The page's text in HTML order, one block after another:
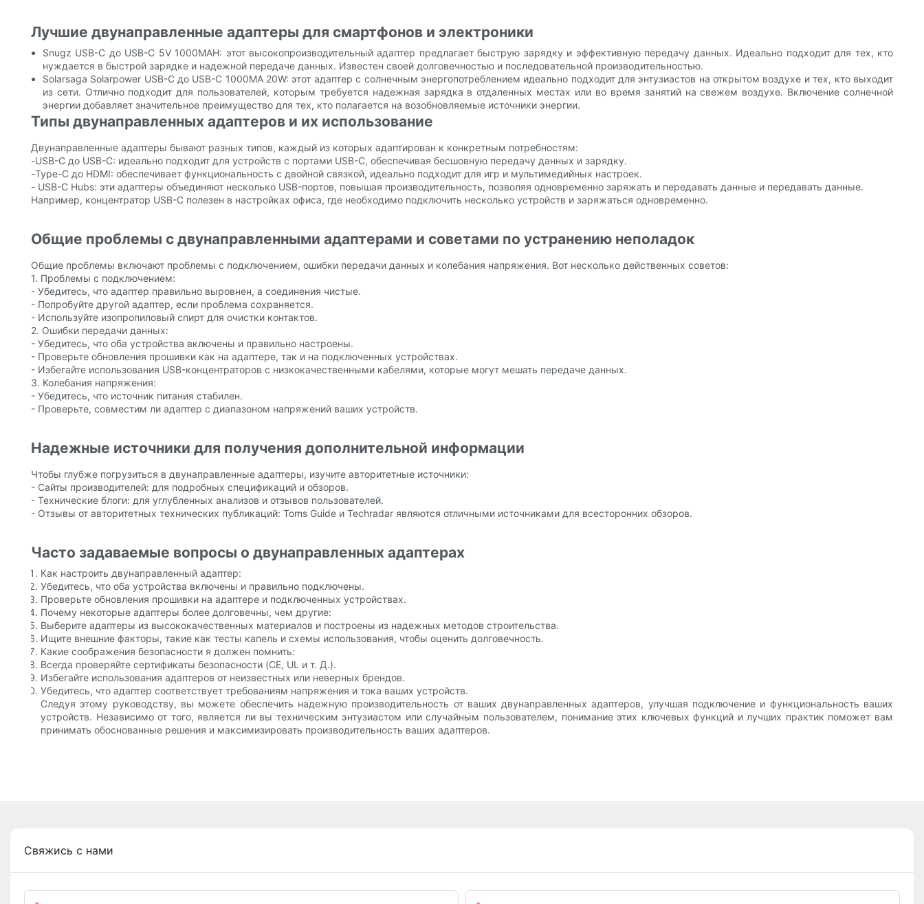
Лучшие двунаправленные адаптеры для смартфонов и электроники
Snugz USB-C до USB-C 5V 1000MAH: этот высокопроизводительный адаптер предлагает быструю зарядку и эффективную передачу данных. Идеально подходит для тех, кто
нуждается в быстрой зарядке и надежной передаче данных. Известен своей долговечностью и последовательной производительностью.
Solarsaga Solarpower USB-C до USB-C 1000MA 20W: этот адаптер с солнечным энергопотреблением идеально подходит для энтузиастов на открытом воздухе и тех, кто выходит
из сети. Отлично подходит для пользователей, которым требуется надежная зарядка в отдаленных местах или во время занятий на свежем воздухе. Включение солнечной
энергии добавляет значительное преимущество для тех, кто полагается на возобновляемые источники энергии.
Типы двунаправленных адаптеров и их использование
Двунаправленные адаптеры бывают разных типов, каждый из которых адаптирован к конкретным потребностям:
-USB-C до USB-C: идеально подходит для устройств с портами USB-C, обеспечивая бесшовную передачу данных и зарядку.
-Type-C до HDMI: обеспечивает функциональность с двойной связкой, идеально подходит для игр и мультимедийных настроек.
- USB-C Hubs: эти адаптеры объединяют несколько USB-портов, повышая производительность, позволяя одновременно заряжать и передавать данные и передавать данные.
Например, концентратор USB-C полезен в настройках офиса, где необходимо подключить несколько устройств и заряжаться одновременно.
Общие проблемы с двунаправленными адаптерами и советами по устранению неполадок
Общие проблемы включают проблемы с подключением, ошибки передачи данных и колебания напряжения. Вот несколько действенных советов:
1. Проблемы с подключением:
- Убедитесь, что адаптер правильно выровнен, а соединения чистые.
- Попробуйте другой адаптер, если проблема сохраняется.
- Используйте изопропиловый спирт для очистки контактов.
2. Ошибки передачи данных:
- Убедитесь, что оба устройства включены и правильно настроены.
- Проверьте обновления прошивки как на адаптере, так и на подключенных устройствах.
- Избегайте использования USB-концентраторов с низкокачественными кабелями, которые могут мешать передаче данных.
3. Колебания напряжения:
- Убедитесь, что источник питания стабилен.
- Проверьте, совместим ли адаптер с диапазоном напряжений ваших устройств.
Надежные источники для получения дополнительной информации
Чтобы глубже погрузиться в двунаправленные адаптеры, изучите авторитетные источники:
- Сайты производителей: для подробных спецификаций и обзоров.
- Технические блоги: для углубленных анализов и отзывов пользователей.
- Отзывы от авторитетных технических публикаций: Toms Guide и Techradar являются отличными источниками для всесторонних обзоров.
Часто задаваемые вопросы о двунаправленных адаптерах
Как настроить двунаправленный адаптер:
Убедитесь, что оба устройства включены и правильно подключены.
Проверьте обновления прошивки на адаптере и подключенных устройствах.
Почему некоторые адаптеры более долговечны, чем другие:
Выберите адаптеры из высококачественных материалов и построены из надежных методов строительства.
Ищите внешние факторы, такие как тесты капель и схемы использования, чтобы оценить долговечность.
Какие соображения безопасности я должен помнить:
Всегда проверяйте сертификаты безопасности (CE, UL и т. Д.).
Избегайте использования адаптеров от неизвестных или неверных брендов.
Убедитесь, что адаптер соответствует требованиям напряжения и тока ваших устройств.
Следуя этому руководству, вы можете обеспечить надежную производительность от ваших двунаправленных адаптеров, улучшая подключение и функциональность ваших
устройств. Независимо от того, является ли вы техническим энтузиастом или случайным пользователем, понимание этих ключевых функций и лучших практик поможет вам
принимать обоснованные решения и максимизировать производительность ваших адаптеров.
Свяжись с нами